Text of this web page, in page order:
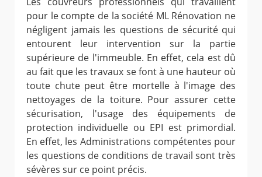
pour le compte de la société ML Rénovation ne
négligent jamais les questions de sécurité qui
entourent leur intervention sur la partie
supérieure de l'immeuble. En effet, cela est dû
au fait que les travaux se font à une hauteur où
toute chute peut être mortelle à l'image des
nettoyages de la toiture. Pour assurer cette
sécurisation, l'usage des équipements de
protection individuelle ou EPI est primordial.
En effet, les Administrations compétentes pour
les questions de conditions de travail sont très
sévères sur ce point précis.